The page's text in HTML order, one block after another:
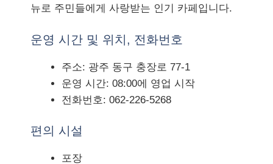
뉴로 주민들에게 사랑받는 인기 카페입니다.
운영 시간 및 위치, 전화번호
주소: 광주 동구 충장로 77-1
운영 시간: 08:00에 영업 시작
전화번호: 062-226-5268
편의 시설
포장